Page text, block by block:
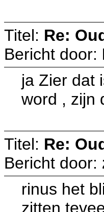
Titel: Re:
Bericht door:
ja Zier dat
word , zijn
Titel: Re:
Bericht door:
rinus het
zitten